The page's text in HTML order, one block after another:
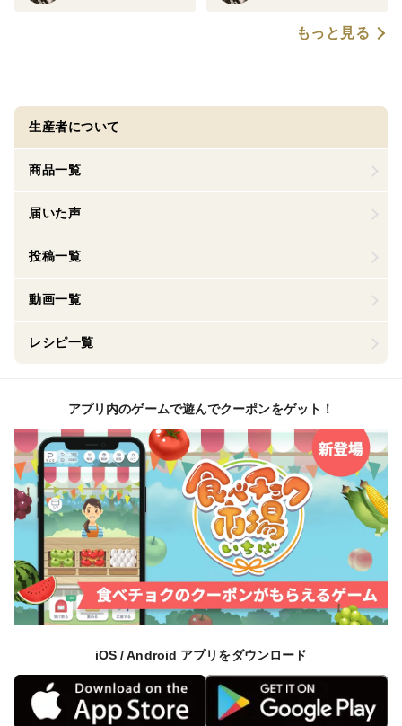
もっと見る
生産者について
商品一覧
届いた声
投稿一覧
動画一覧
レシピ一覧
アプリ内のゲームで遊んでクーポンをゲット！
iOS / Android アプリをダウンロード